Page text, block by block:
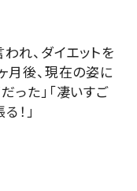
われ、ダイエットを
月後、現在の姿に
った」「凄いすご
！」